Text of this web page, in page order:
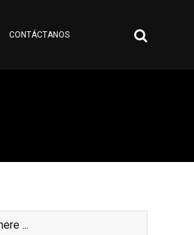
CONTÁCTANOS